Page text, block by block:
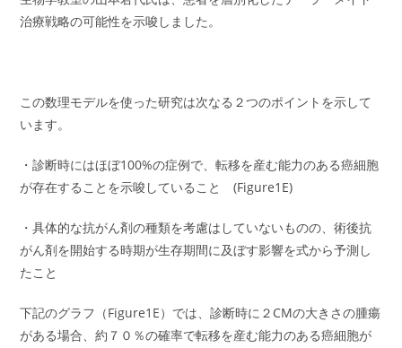
治療戦略の可能性を示唆しました。
この数理モデルを使った研究は次なる２つのポイントを示して
います。
・診断時にはほぼ100%の症例で、転移を産む能力のある癌細胞
が存在することを示唆していること (Figure1E)
・具体的な抗がん剤の種類を考慮はしていないものの、術後抗
がん剤を開始する時期が生存期間に及ぼす影響を式から予測し
たこと
下記のグラフ（Figure1E）では、診断時に２CMの大きさの腫瘍
がある場合、約７０％の確率で転移を産む能力のある癌細胞が